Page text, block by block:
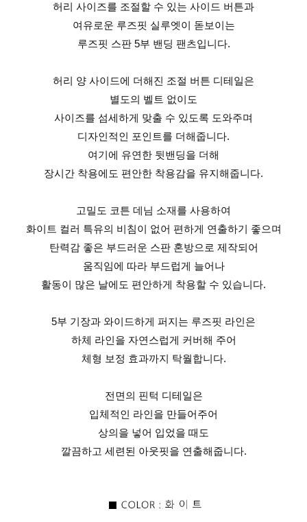
허리 사이즈를 조절할 수 있는 사이드 버튼과
여유로운 루즈핏 실루엣이 돋보이는
루즈핏 스판 5부 밴딩 팬츠입니다.
허리 양 사이드에 더해진 조절 버튼 디테일은
별도의 벨트 없이도
사이즈를 섬세하게 맞출 수 있도록 도와주며
디자인적인 포인트를 더해줍니다.
여기에 유연한 뒷밴딩을 더해
장시간 착용에도 편안한 착용감을 유지해줍니다.
고밀도 코튼 데님 소재를 사용하여
화이트 컬러 특유의 비침이 없어 편하게 연출하기 좋으며
탄력감 좋은 부드러운 스판 혼방으로 제작되어
움직임에 따라 부드럽게 늘어나
활동이 많은 날에도 편안하게 착용할 수 있습니다.
5부 기장과 와이드하게 퍼지는 루즈핏 라인은
하체 라인을 자연스럽게 커버해 주어
체형 보정 효과까지 탁월합니다.
전면의 핀턱 디테일은
입체적인 라인을 만들어주어
상의을 넣어 입었을 때도